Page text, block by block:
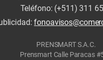
Teléfono: (+511) 311
PRENSMART S.A.C.
Prensmart Calle Paracas